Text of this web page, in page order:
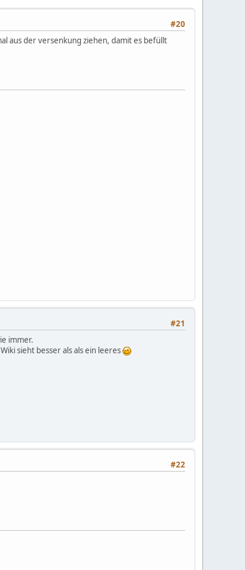
#20
aus der versenkung ziehen, damit es befüllt
#21
immer.
sieht besser als als ein leeres
#22